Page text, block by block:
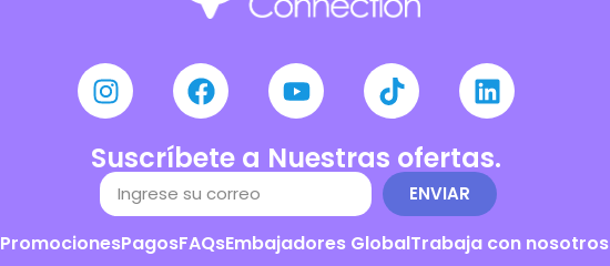
Suscríbete a Nuestras ofertas.
ENVIAR
PromocionesPagosFAQsEmbajadores GlobalTrabaja con nosotros